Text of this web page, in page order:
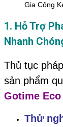
Gia Công
1. Hỗ Trợ
Nhanh
Thủ tục
sản phẩm
Gotime Eco
Thử